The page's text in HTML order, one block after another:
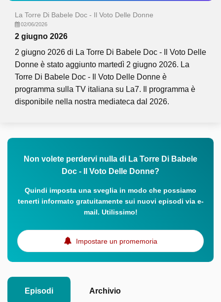
La Torre Di Babele Doc - Il Voto Delle Donne
02/06/2026
2 giugno 2026
2 giugno 2026 di La Torre Di Babele Doc - Il Voto Delle
Donne è stato aggiunto martedì 2 giugno 2026. La
Torre Di Babele Doc - Il Voto Delle Donne è
programma sulla TV italiana su La7. Il programma è
disponibile nella nostra mediateca dal 2026.
Non volete perdervi nulla di La Torre Di Babele
Doc - Il Voto Delle Donne?
Quindi imposta una sveglia in modo che possiamo
tenerti informato gratuitamente sui nuovi episodi via e-
mail. Utilissimo!
Impostare un promemoria
Episodi Archivio